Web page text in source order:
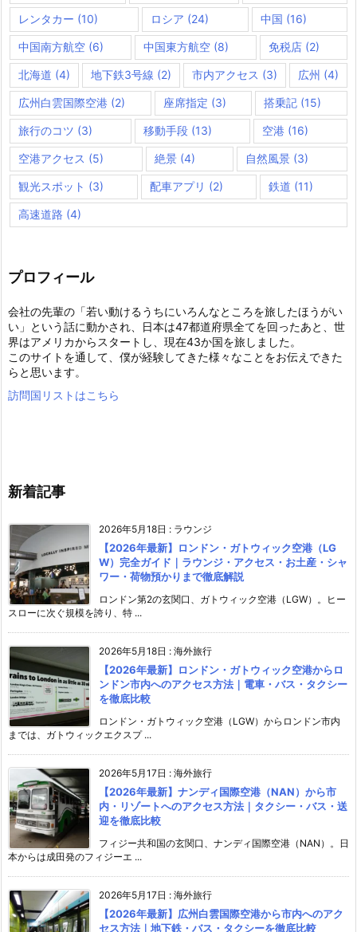
レンタカー (10) ロシア (24) 中国 (16)
中国南方航空 (6) 中国東方航空 (8) 免税店 (2)
北海道 (4) 地下鉄3号線 (2) 市内アクセス (3) 広州 (4)
広州白雲国際空港 (2) 座席指定 (3) 搭乗記 (15)
旅行のコツ (3) 移動手段(13) 空港 (16)
空港アクセス (5) 絶景(4) 自然風景 (3)
観光スポット (3) 配車アプリ (2) 鉄道 (11)
高速道路 (4)
プロフィール
会社の先輩の「若い動けるうちにいろんなところを旅したほうがい
い」という話に動かされ、日本は47都道府県全てを回ったあと、世
界はアメリカからスタートし、現在43か国を旅しました。
このサイトを通して、僕が経験してきた様々なことをお伝えできた
らと思います。
訪問国リストはこちら
新着記事
2026年5月18日 : ラウンジ
【2026年最新】ロンドン・ガトウィック空港（LG
W）完全ガイド｜ラウンジ・アクセス・お土産・シャ
ワー・荷物預かりまで徹底解説
ロンドン第2の玄関口、ガトウィック空港（LGW）。ヒー
スローに次ぐ規模を誇り、特 ...
2026年5月18日 : 海外旅行
【2026年最新】ロンドン・ガトウィック空港からロ
ンドン市内へのアクセス方法｜電車・バス・タクシー
を徹底比較
ロンドン・ガトウィック空港（LGW）からロンドン市内
までは、ガトウィックエクスプ ...
2026年5月17日 : 海外旅行
【2026年最新】ナンディ国際空港（NAN）から市
内・リゾートへのアクセス方法｜タクシー・バス・送
迎を徹底比較
フィジー共和国の玄関口、ナンディ国際空港（NAN）。日
本からは成田発のフィジーエ ...
2026年5月17日 : 海外旅行
【2026年最新】広州白雲国際空港から市内へのアク
セス方法｜地下鉄・バス・タクシーを徹底比較